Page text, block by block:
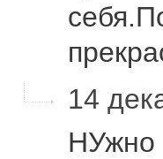
14
НУжно